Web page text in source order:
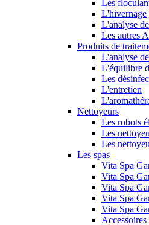
Les
L'hivernage
L'analyse
Les autres
Produits de
L'analyse
L'équilibre
Les
L'entretien
Nettoyeurs
Les robots
Les
Les
Les spas
Vita Spa
Vita Spa
Vita Spa
Vita Spa
Vita Spa
Accessoires